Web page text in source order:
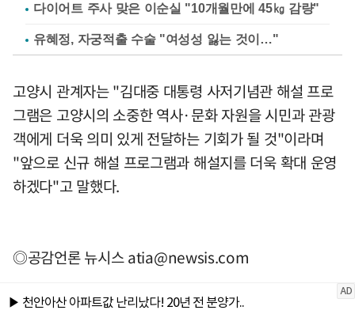
다이어트 주사 맞은 이순실 "10개월만에 45㎏ 감량"
유혜정, 자궁적출 수술 "여성성 잃는 것이…"
고양시 관계자는 "김대중 대통령 사저기념관 해설 프로
그램은 고양시의 소중한 역사·문화 자원을 시민과 관광
객에게 더욱 의미 있게 전달하는 기회가 될 것"이라며
"앞으로 신규 해설 프로그램과 해설지를 더욱 확대 운영
하겠다"고 말했다.
◎공감언론 뉴시스atia@newsis.com